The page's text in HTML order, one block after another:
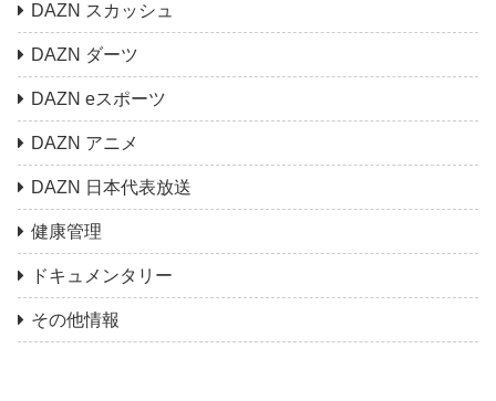
DAZN スカッシュ
DAZN ダーツ
DAZN eスポーツ
DAZN アニメ
DAZN 日本代表放送
健康管理
ドキュメンタリー
その他情報